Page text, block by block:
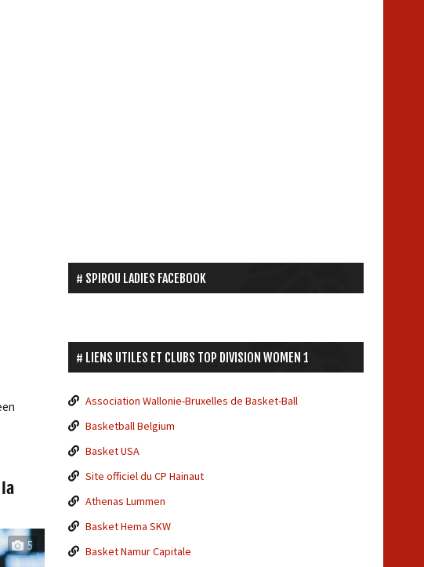
5
SPIROU LADIES FACEBOOK
LIENS UTILES ET CLUBS TOP DIVISION WOMEN 1
Association Wallonie-Bruxelles de Basket-Ball
Basketball Belgium
Basket USA
Site officiel du CP Hainaut
Athenas Lummen
Basket Hema SKW
Basket Namur Capitale